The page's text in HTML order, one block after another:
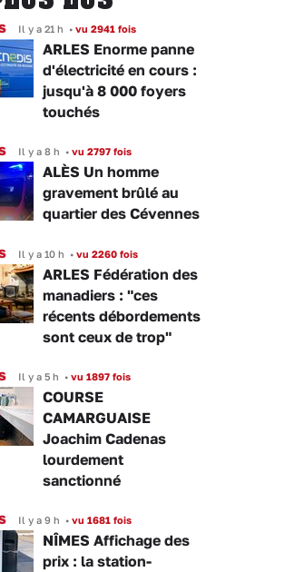
Il y a 21 h • vu 2941 fois
ARLES Enorme panne
d'électricité en cours :
jusqu'à 8 000 foyers
touchés
Il y a 8 h • vu 2797 fois
ALÈS Un homme
gravement brûlé au
quartier des Cévennes
Il y a 10 h • vu 2260 fois
ARLES Fédération des
manadiers : "ces
récents débordements
sont ceux de trop"
Il y a 5 h • vu 1897 fois
COURSE
CAMARGUAISE
Joachim Cadenas
lourdement
sanctionné
Il y a 9 h • vu 1681 fois
NÎMES Affichage des
prix : la station-